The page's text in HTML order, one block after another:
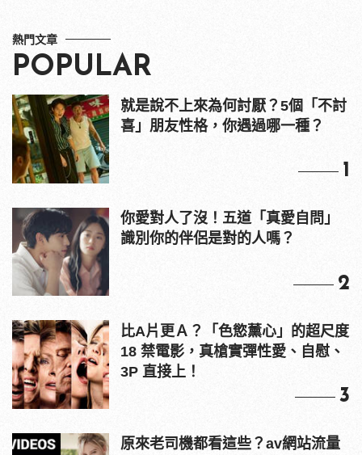
熱門文章
POPULAR
就是說不上來為何討厭？5個「不討
喜」朋友性格，你遇過哪一種？
1
你愛對人了沒！五道「真愛自問」
識別你的伴侶是對的人嗎？
2
比A片更Ａ？「色慾薰心」的超尺度
18 禁電影，真槍實彈性愛、自慰、
3P 直接上！
3
原來老司機都看這些？av網站流量